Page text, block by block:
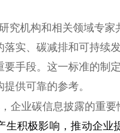
究机构和相关领域专家
实、碳减排和可持续
手段。这一标准的制
供可靠的参考。
企业碳信息披露的重
生积极影响，推动企业